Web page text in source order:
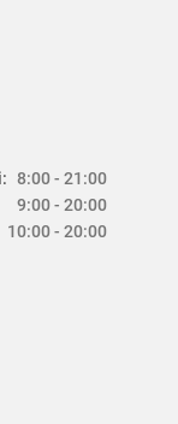
8:00 - 21:00
9:00 - 20:00
10:00 - 20:00